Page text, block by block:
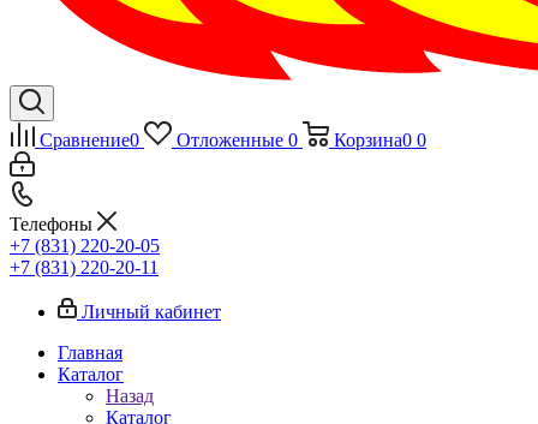
Сравнение0 Отложенные 0 Корзина0 0
Телефоны
+7 (831) 220-20-05
+7 (831) 220-20-11
Личный кабинет
Главная
Каталог
Назад
Каталог